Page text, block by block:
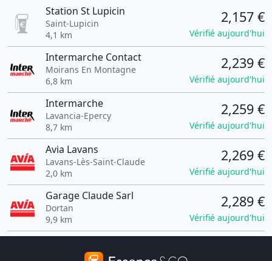
Station St Lupicin
Saint-Lupicin
4,1 km
2,157 €
Vérifié aujourd'hui
Intermarche Contact
Moirans En Montagne
6,8 km
2,239 €
Vérifié aujourd'hui
Intermarche
Lavancia-Epercy
8,7 km
2,259 €
Vérifié aujourd'hui
Avia Lavans
Lavans-Lès-Saint-Claude
2,0 km
2,269 €
Vérifié aujourd'hui
Garage Claude Sarl
Dortan
9,9 km
2,289 €
Vérifié aujourd'hui